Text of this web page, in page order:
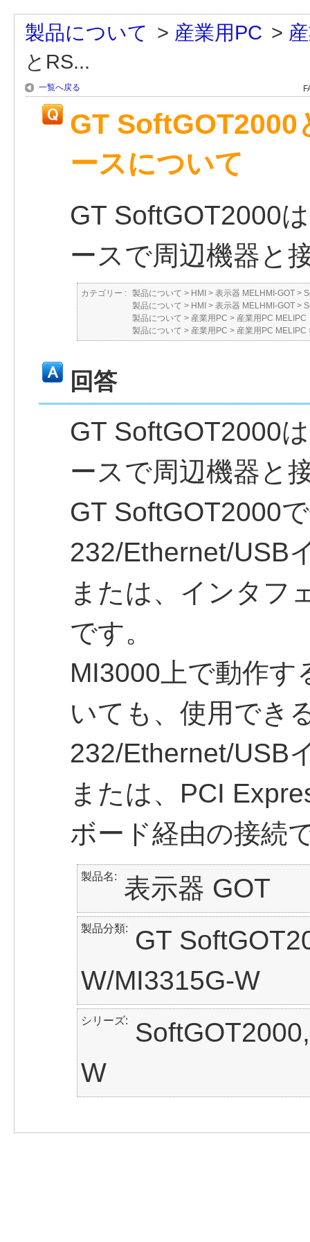
製品について > 産業用PC >
とRS...
一覧へ戻る
GT SoftGOT2000
ースについて
GT SoftGOT2000
ースで周辺機器と
カテゴリー : 製品について > HMI > 表示器 MELHMI-GOT >
製品について > HMI > 表示器 MELHMI-GOT >
製品について > 産業用PC > 産業用PC MELIPC
製品について > 産業用PC > 産業用PC MELIPC
回答
GT SoftGOT2000
ースで周辺機器と
GT SoftGOT2000
232/Ethernet/USB
または、インタフ
です。
MI3000上で動作す
いても、使用でき
232/Ethernet/USB
または、PCI
ボード経由の接続
製品名 表示器 GOT
製品分類
GT
W/MI3315G-W
シリーズ
W